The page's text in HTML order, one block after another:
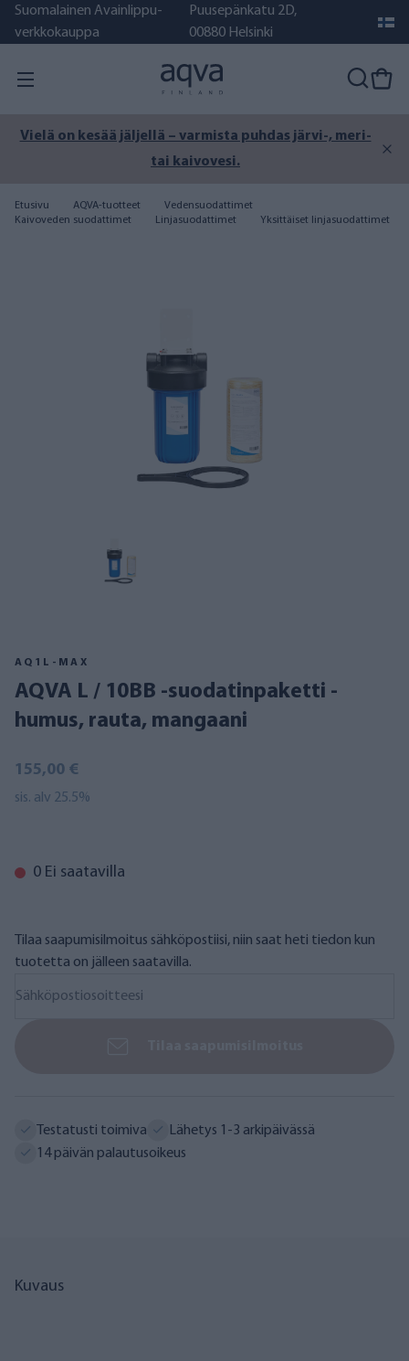
Suomalainen Avainlippu-
verkkokauppa
Puusepänkatu 2D,
00880 Helsinki
Vielä on kesää jäljellä – varmista puhdas järvi-, meri-
tai kaivovesi.
Etusivu AQVA-tuotteet
Vedensuodattimet
Kaivoveden suodattimet
Linjasuodattimet Yksittäiset linjasuodattimet
AQ1L-MAX
AQVA L / 10BB -suodatinpaketti -
humus, rauta, mangaani
155,00 €
sis. alv 25.5%
0 Ei saatavilla
Tilaa saapumisilmoitus sähköpostiisi, niin saat heti tiedon kun
tuotetta on jälleen saatavilla.
Testatusti toimiva
Lähetys 1-3 arkipäivässä
14 päivän palautusoikeus
Kuvaus